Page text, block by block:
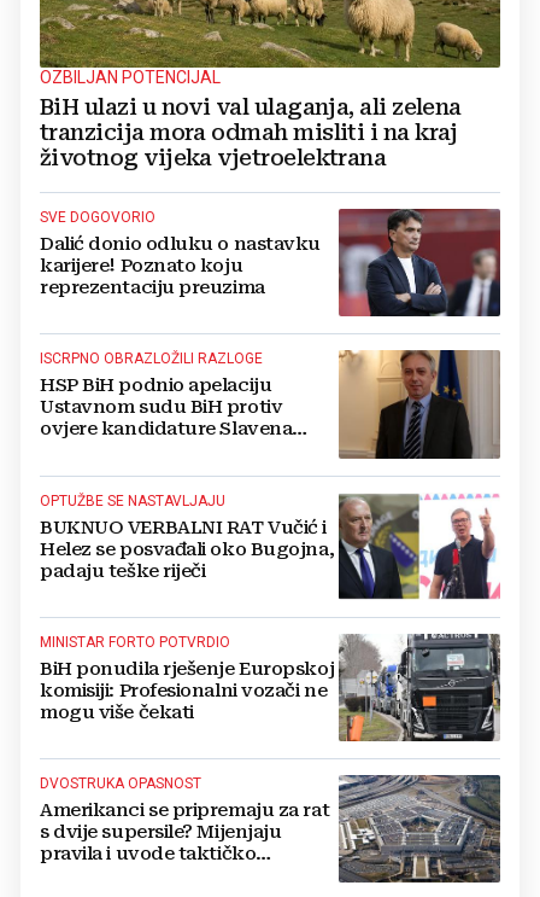
OZBILJAN POTENCIJAL
BiH ulazi u novi val ulaganja, ali zelena
tranzicija mora odmah misliti i na kraj
životnog vijeka vjetroelektrana
SVE DOGOVORIO
Dalić donio odluku o nastavku
karijere! Poznato koju
reprezentaciju preuzima
ISCRPNO OBRAZLOŽILI RAZLOGE
HSP BiH podnio apelaciju
Ustavnom sudu BiH protiv
ovjere kandidature Slavena
OPTUŽBE SE NASTAVLJAJU
BUKNUO VERBALNI RAT Vučić i
Helez se posvađali oko Bugojna,
padaju teške riječi
MINISTAR FORTO POTVRDIO
BiH ponudila rješenje Europskoj
komisiji: Profesionalni vozači ne
mogu više čekati
DVOSTRUKA OPASNOST
Amerikanci se pripremaju za rat
s dvije supersile? Mijenjaju
pravila i uvode taktičko